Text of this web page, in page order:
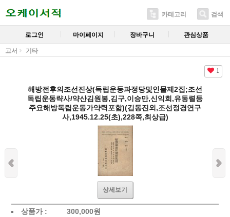
카테고리 검색
로그인 마이페이지 장바구니 관심상품
고서 기타
1
해방전후의조선진상(독립운동과정당및인물제2집;조선
독립운동략사/약산김원봉,김구,이승만,신익희,유동렬등
주요해방독립운동가약력포함)(김동진외,조선정경연구
사,1945.12.25(초),228쪽,최상급)
상세보기
상품가 : 300,000원